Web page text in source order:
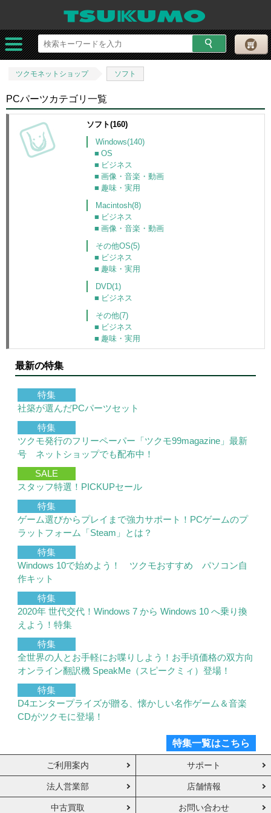
ツクモネットショップ ソフト
PCパーツカテゴリ一覧
ソフト(160)
Windows(140)
OS
ビジネス
画像・音楽・動画
趣味・実用
Macintosh(8)
ビジネス
画像・音楽・動画
その他OS(5)
ビジネス
趣味・実用
DVD(1)
ビジネス
その他(7)
ビジネス
趣味・実用
最新の特集
特集
社築が選んだPCパーツセット
特集
ツクモ発行のフリーペーパー「ツクモ99magazine」最新
号 ネットショップでも配布中！
SALE
スタッフ特選！PICKUPセール
特集
ゲーム選びからプレイまで強力サポート！PCゲームのプ
ラットフォーム「Steam」とは？
特集
Windows 10で始めよう！ ツクモおすすめ パソコン自
作キット
特集
2020年 世代交代！Windows 7 から Windows 10 へ乗り換
えよう！特集
特集
全世界の人とお手軽にお喋りしよう！お手頃価格の双方向
オンライン翻訳機 SpeakMe（スピークミィ）登場！
特集
D4エンタープライズが贈る、懐かしい名作ゲーム＆音楽
CDがツクモに登場！
特集一覧はこちら
ご利用案内 サポート
法人営業部 店舗情報
中古買取 お問い合わせ